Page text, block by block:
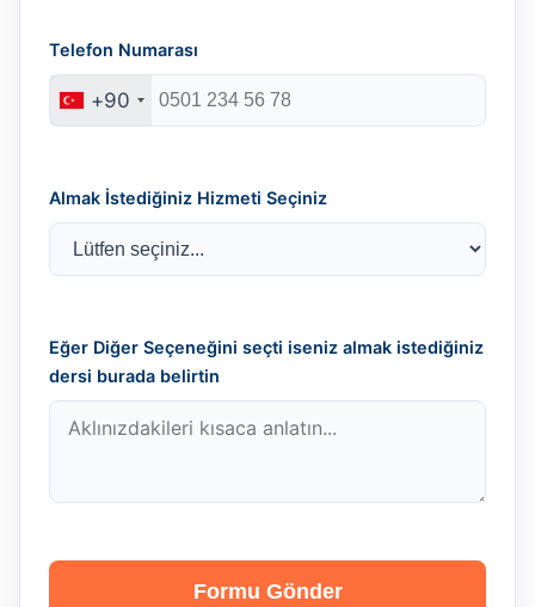
Telefon Numarası
+90
Almak İstediğiniz Hizmeti Seçiniz
Eğer Diğer Seçeneğini seçti iseniz almak istediğiniz
dersi burada belirtin
Formu Gönder